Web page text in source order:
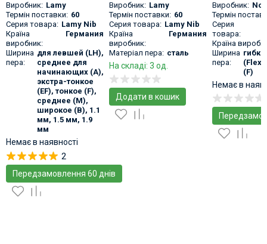
Виробник: Lamy
Термін поставки: 60
Серия товара: Lamy Nib
Країна
виробник:
Германия
Ширина
пера:
для левшей (LH),
среднее для
начинающих (A),
экстра-тонкое
(EF), тонкое (F),
среднее (M),
широкое (B), 1.1
мм, 1.5 мм, 1.9
мм
Немає в наявності
2
Передзамовлення 60 днів
Виробник: Lamy
Термін поставки: 60
Серия товара: Lamy Nib
Країна
виробник:
Германия
Матеріал пера: сталь
На складі: 3 од.
Додати в кошик
Виробник:
Термін
Серия
товара:
Країна
Ширина
пера:
(Flex
(F)
Немає в